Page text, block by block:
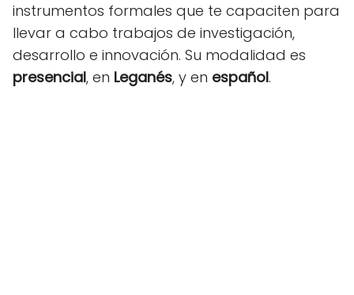
instrumentos formales que te capaciten para
llevar a cabo trabajos de investigación,
desarrollo e innovación. Su modalidad es
presencial, en Leganés, y en español.